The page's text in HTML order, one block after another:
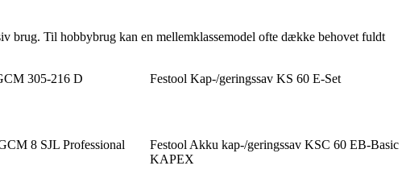
brug. Til hobbybrug kan en mellemklassemodel ofte dække behovet fuldt
305-216 D Festool Kap-/geringssav KS 60 E-Set
8 SJL Professional
Festool Akku kap-/geringssav KSC 60 EB-Basic
KAPEX